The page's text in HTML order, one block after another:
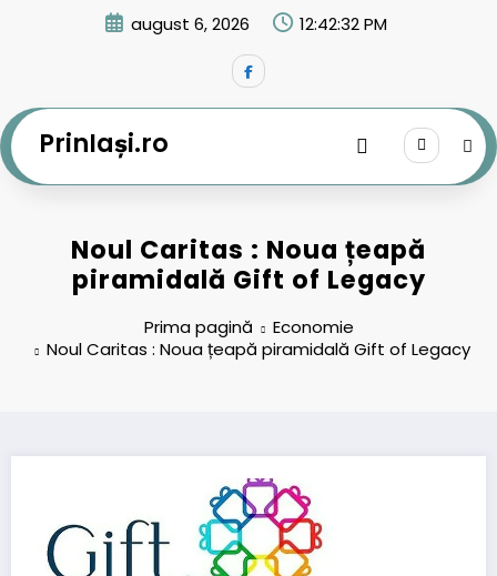
august 6, 2026 12:42:33 PM
PrinIași.ro
Noul Caritas : Noua țeapă
piramidală Gift of Legacy
Prima pagină
Economie
Noul Caritas : Noua țeapă piramidală Gift of Legacy